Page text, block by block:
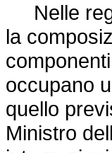
Nelle
la
occupano
quello
Ministro